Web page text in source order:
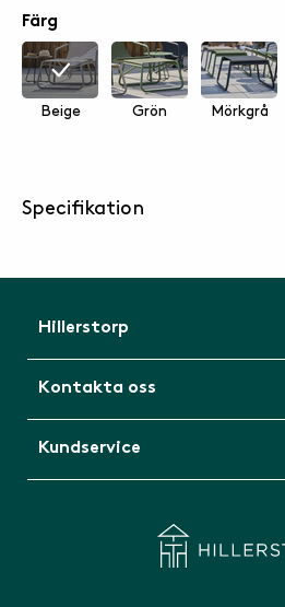
Färg
Beige Grön Mörkgrå
Specifikation
Hillerstorp
Kontakta oss
Kundservice